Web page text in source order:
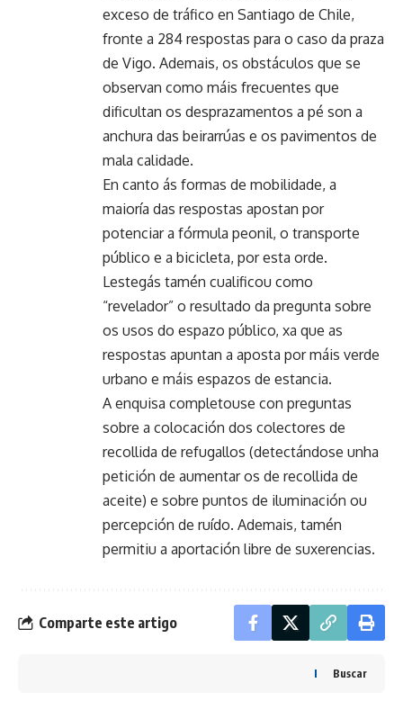
exceso de tráfico en Santiago de Chile,
fronte a 284 respostas para o caso da praza
de Vigo. Ademais, os obstáculos que se
observan como máis frecuentes que
dificultan os desprazamentos a pé son a
anchura das beirarrúas e os pavimentos de
mala calidade.
En canto ás formas de mobilidade, a
maioría das respostas apostan por
potenciar a fórmula peonil, o transporte
público e a bicicleta, por esta orde.
Lestegás tamén cualificou como
“revelador” o resultado da pregunta sobre
os usos do espazo público, xa que as
respostas apuntan a aposta por máis verde
urbano e máis espazos de estancia.
A enquisa completouse con preguntas
sobre a colocación dos colectores de
recollida de refugallos (detectándose unha
petición de aumentar os de recollida de
aceite) e sobre puntos de iluminación ou
percepción de ruído. Ademais, tamén
permitiu a aportación libre de suxerencias.
Comparte este artigo
Buscar